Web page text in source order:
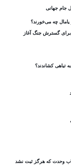
جام جهانی
یامال چه می‌خورند؟
گسترش جنگ آغاز
وحدت که هرگز ثبت نشد